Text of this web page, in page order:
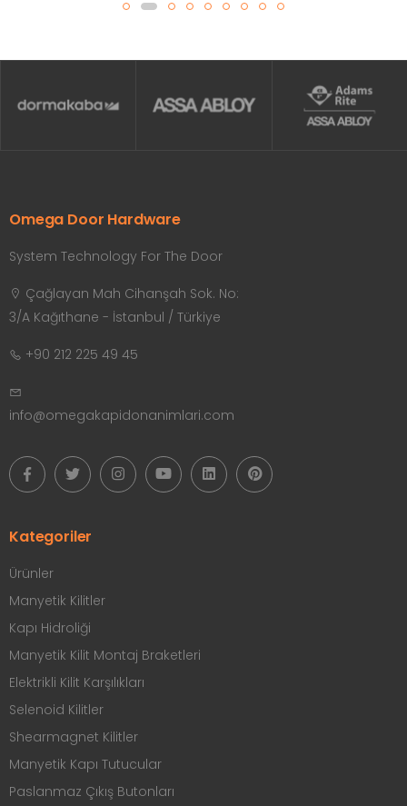
Omega Door Hardware
System Technology For The Door
Çağlayan Mah Cihanşah Sok. No:
3/A Kağıthane - İstanbul / Türkiye
+90 212 225 49 45
info@omegakapidonanimlari.com
Kategoriler
Ürünler
Manyetik Kilitler
Kapı Hidroliği
Manyetik Kilit Montaj Braketleri
Elektrikli Kilit Karşılıkları
Selenoid Kilitler
Shearmagnet Kilitler
Manyetik Kapı Tutucular
Paslanmaz Çıkış Butonları